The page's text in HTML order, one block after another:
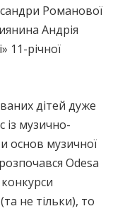
Романової
Андрія
11-річної
дітей дуже
із музично-
основ музичної
Odesa
не тільки), то